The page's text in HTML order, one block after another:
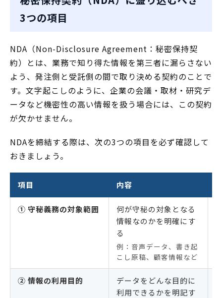
3つの項目
NDA（Non-Disclosure Agreement：秘密保持契
約）とは、業務で知り得た情報を第三者に漏らさない
よう、発注側と受託側の間で取り決める契約のことで
す。文字起こしのように、企業の会議・取材・研究デ
ータなど機密性の高い情報を扱う場合には、この契約
が欠かせません。
NDAを締結する際は、次の3つの項目を必ず確認して
おきましょう。
項目 内容
① 守秘義務の対象範囲
何が守秘の対象となる
情報なのかを明確にす
る
例：音声データ、書き起
こし原稿、顧客情報など
② 情報の利用目的
データをどんな目的に
利用できるかを明記す